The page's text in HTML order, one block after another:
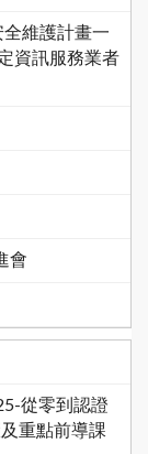
維護計畫一
資訊服務業者
會
從零到認證
重點前導課